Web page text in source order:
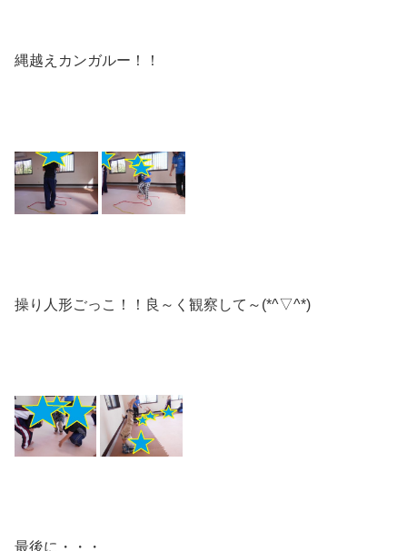
縄越えカンガルー！！
操り人形ごっこ！！良～く観察して～(*^▽^*)
最後に・・・